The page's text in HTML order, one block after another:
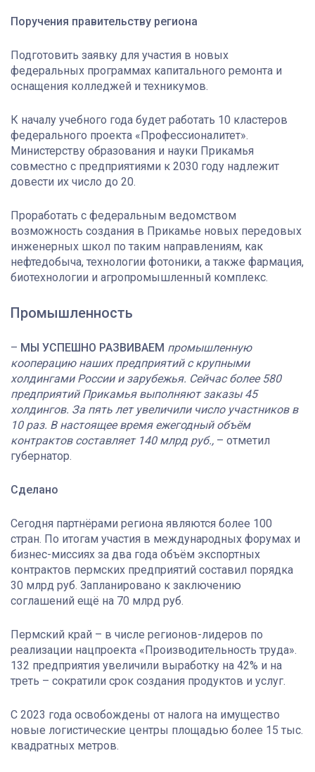
Поручения правительству региона
Подготовить заявку для участия в новых
федеральных программах капитального ремонта и
оснащения колледжей и техникумов.
К началу учебного года будет работать 10 кластеров
федерального проекта «Профессионалитет».
Министерству образования и науки Прикамья
совместно с предприятиями к 2030 году надлежит
довести их число до 20.
Проработать с федеральным ведомством
возможность создания в Прикамье новых передовых
инженерных школ по таким направлениям, как
нефтедобыча, технологии фотоники, а также фармация,
биотехнологии и агропромышленный комплекс.
Промышленность
– МЫ УСПЕШНО РАЗВИВАЕМ промышленную
кооперацию наших предприятий с крупными
холдингами России и зарубежья. Сейчас более 580
предприятий Прикамья выполняют заказы 45
холдингов. За пять лет увеличили число участников в
10 раз. В настоящее время ежегодный объём
контрактов составляет 140 млрд руб., – отметил
губернатор.
Сделано
Сегодня партнёрами региона являются более 100
стран. По итогам участия в международных форумах и
бизнес-миссиях за два года объём экспортных
контрактов пермских предприятий составил порядка
30 млрд руб. Запланировано к заключению
соглашений ещё на 70 млрд руб.
Пермский край – в числе регионов-лидеров по
реализации нацпроекта «Производительность труда».
132 предприятия увеличили выработку на 42% и на
треть – сократили срок создания продуктов и услуг.
С 2023 года освобождены от налога на имущество
новые логистические центры площадью более 15 тыс.
квадратных метров.